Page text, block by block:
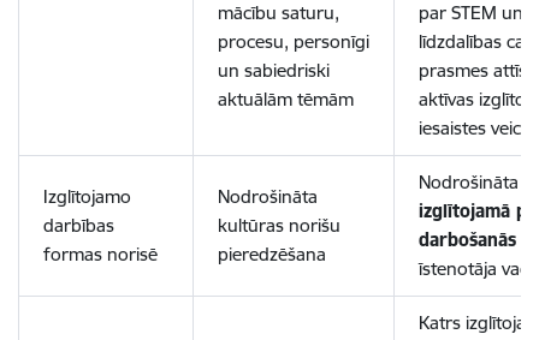
mācību saturu,
procesu, personīgi
un sabiedriski
aktuālām tēmām
par STEM un
līdzdalības
prasmes
aktīvas
iesaistes
Izglītojamo
darbības
formas norisē
Nodrošināta
kultūras norišu
pieredzēšana
Nodrošināta
izglītojamā
darbošanās
īstenotāja
Katrs